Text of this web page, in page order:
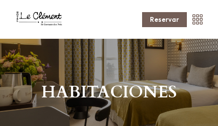
Reservar
HABITACIONES